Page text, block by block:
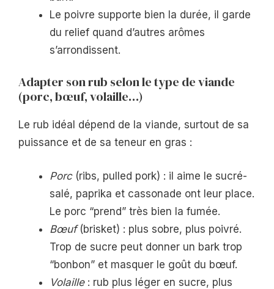
Le poivre supporte bien la durée, il garde
du relief quand d’autres arômes
s’arrondissent.
Adapter son rub selon le type de viande
(porc, bœuf, volaille…)
Le rub idéal dépend de la viande, surtout de sa
puissance et de sa teneur en gras :
Porc(ribs, pulled pork) : il aime le sucré-
salé, paprika et cassonade ont leur place.
Le porc “prend” très bien la fumée.
Bœuf(brisket) : plus sobre, plus poivré.
Trop de sucre peut donner un bark trop
“bonbon” et masquer le goût du bœuf.
Volaille: rub plus léger en sucre, plus